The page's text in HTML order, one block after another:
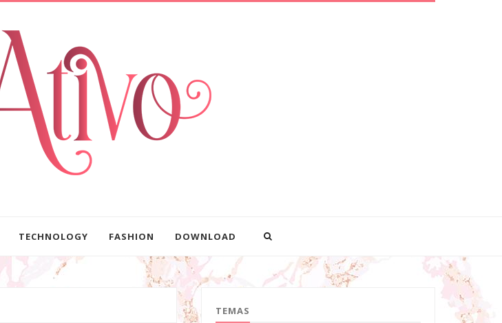
TECHNOLOGY FASHION DOWNLOAD
TEMAS